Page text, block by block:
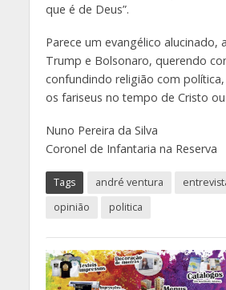
que é de Deus”.
Parece um evangélico alucinado,
Trump e Bolsonaro, querendo
confundindo religião com
os fariseus no tempo de Cristo
Nuno Pereira da Silva
Coronel de Infantaria na Reserva
Tags andré ventura
opinião
politica